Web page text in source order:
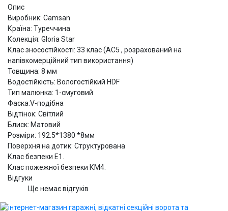
Опис
Виробник: Camsan
Країна: Туреччина
Колекція: Gloria Star
Клас зносостійкості: 33 клас (АС5 , розрахований на
напівкомерційний тип використання)
Товщина: 8 мм
Водостійкість: Вологостійкий HDF
Тип малюнка: 1-смуговий
Фаска:V-подібна
Відтінок: Світлий
Блиск: Матовий
Розміри: 192.5*1380 *8мм
Поверхня на дотик: Структурована
Клас безпеки Е1.
Клас пожежної безпеки КМ4.
Відгуки
Ще немає відгуків